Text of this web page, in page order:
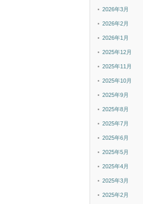
2026年3月
2026年2月
2026年1月
2025年12月
2025年11月
2025年10月
2025年9月
2025年8月
2025年7月
2025年6月
2025年5月
2025年4月
2025年3月
2025年2月